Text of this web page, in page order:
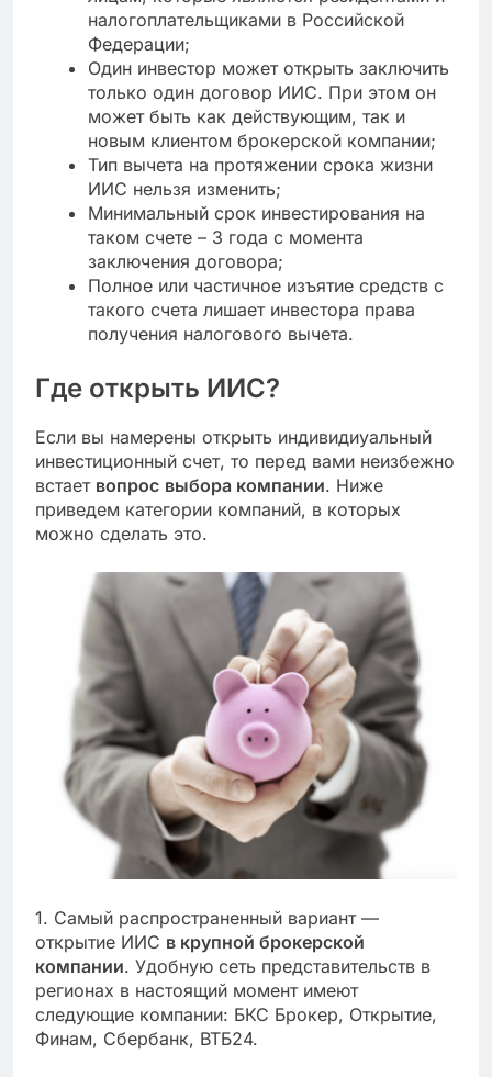
налогоплательщиками в Российской
Федерации;
Один инвестор может открыть заключить
только один договор ИИС. При этом он
может быть как действующим, так и
новым клиентом брокерской компании;
Тип вычета на протяжении срока жизни
ИИС нельзя изменить;
Минимальный срок инвестирования на
таком счете – 3 года с момента
заключения договора;
Полное или частичное изъятие средств с
такого счета лишает инвестора права
получения налогового вычета.
Где открыть ИИС?
Если вы намерены открыть индивидиуальный
инвестиционный счет, то перед вами неизбежно
встает вопрос выбора компании. Ниже
приведем категории компаний, в которых
можно сделать это.
1. Самый распространенный вариант —
открытие ИИС в крупной брокерской
компании. Удобную сеть представительств в
регионах в настоящий момент имеют
следующие компании: БКС Брокер, Открытие,
Финам, Сбербанк, ВТБ24.